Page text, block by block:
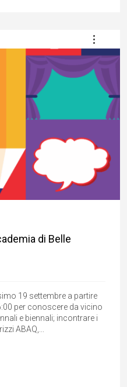
di Belle
19 settembre a partire
per conoscere da vicino
e biennali; incontrare i
ABAQ,...